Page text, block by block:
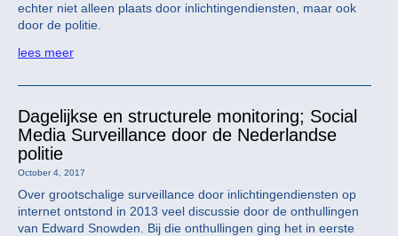
echter niet alleen plaats door inlichtingendiensten, maar ook
door de politie.
lees meer
Dagelijkse en structurele monitoring; Social
Media Surveillance door de Nederlandse
politie
October 4, 2017
Over grootschalige surveillance door inlichtingendiensten op
internet ontstond in 2013 veel discussie door de onthullingen
van Edward Snowden. Bij die onthullingen ging het in eerste